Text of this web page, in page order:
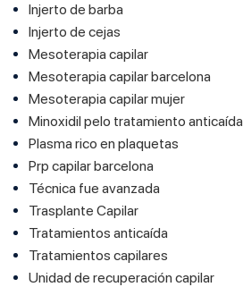
Injerto de barba
Injerto de cejas
Mesoterapia capilar
Mesoterapia capilar barcelona
Mesoterapia capilar mujer
Minoxidil pelo tratamiento anticaída
Plasma rico en plaquetas
Prp capilar barcelona
Técnica fue avanzada
Trasplante Capilar
Tratamientos anticaída
Tratamientos capilares
Unidad de recuperación capilar